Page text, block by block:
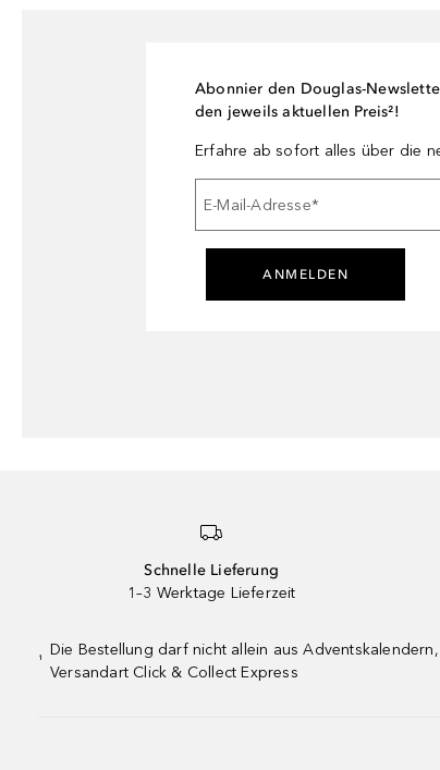
Abonnier den Douglas-
den jeweils aktuellen Preis²!
Erfahre ab sofort alles über die
E-Mail-Adresse*
ANMELDEN
Schnelle Lieferung
1–3 Werktage Lieferzeit
¹
Die Bestellung darf nicht allein aus
Versandart Click & Collect Express